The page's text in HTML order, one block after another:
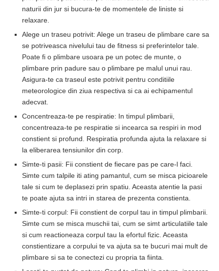
naturii din jur si bucura-te de momentele de liniste si
relaxare.
Alege un traseu potrivit: Alege un traseu de plimbare care sa
se potriveasca nivelului tau de fitness si preferintelor tale.
Poate fi o plimbare usoara pe un potec de munte, o
plimbare prin padure sau o plimbare pe malul unui rau.
Asigura-te ca traseul este potrivit pentru conditiile
meteorologice din ziua respectiva si ca ai echipamentul
adecvat.
Concentreaza-te pe respiratie: In timpul plimbarii,
concentreaza-te pe respiratie si incearca sa respiri in mod
constient si profund. Respiratia profunda ajuta la relaxare si
la eliberarea tensiunilor din corp.
Simte-ti pasii: Fii constient de fiecare pas pe care-l faci.
Simte cum talpile iti ating pamantul, cum se misca picioarele
tale si cum te deplasezi prin spatiu. Aceasta atentie la pasi
te poate ajuta sa intri in starea de prezenta constienta.
Simte-ti corpul: Fii constient de corpul tau in timpul plimbarii.
Simte cum se misca muschii tai, cum se simt articulatiile tale
si cum reactioneaza corpul tau la efortul fizic. Aceasta
constientizare a corpului te va ajuta sa te bucuri mai mult de
plimbare si sa te conectezi cu propria ta fiinta.